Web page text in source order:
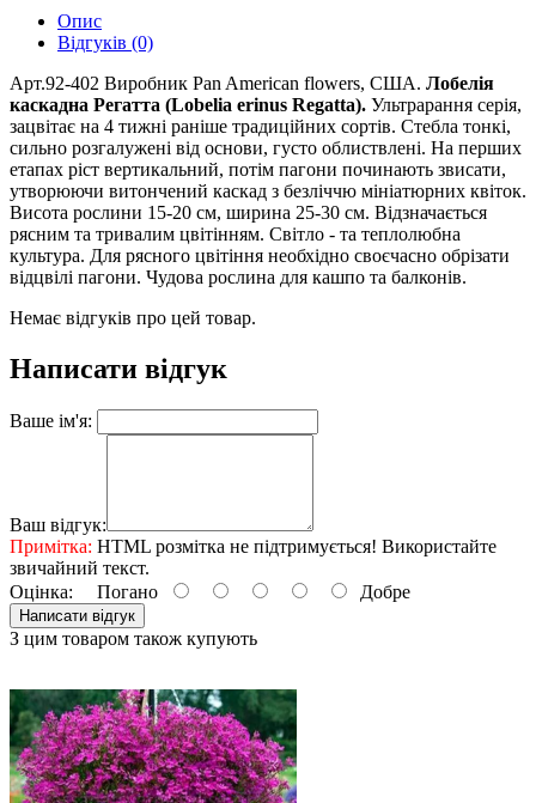
Опис
Відгуків (0)
Арт.92-402 Виробник Pan American flowers, США. Лобелія
каскадна Регатта (Lobelia erinus Regatta). Ультрарання серія,
зацвітає на 4 тижні раніше традиційних сортів. Стебла тонкі,
сильно розгалужені від основи, густо облиствлені. На перших
етапах ріст вертикальний, потім пагони починають звисати,
утворюючи витончений каскад з безліччю мініатюрних квіток.
Висота рослини 15-20 см, ширина 25-30 см. Відзначається
рясним та тривалим цвітінням. Світло - та теплолюбна
культура. Для рясного цвітіння необхідно своєчасно обрізати
відцвілі пагони. Чудова рослина для кашпо та балконів.
Немає відгуків про цей товар.
Написати відгук
Ваше ім'я:
Ваш відгук:
Примітка: HTML розмітка не підтримується! Використайте
звичайний текст.
Оцінка: Погано Добре
Написати відгук
З цим товаром також купують